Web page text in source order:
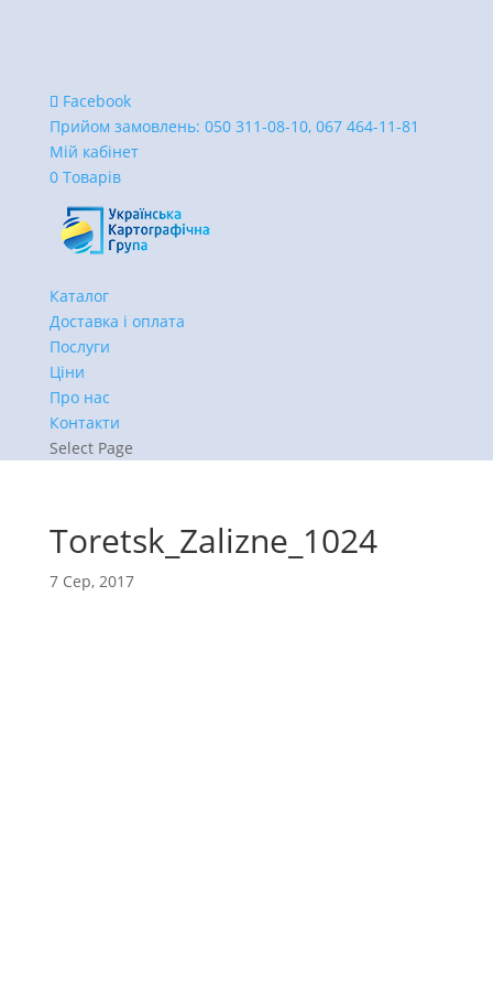
Facebook
Прийом замовлень: 050 311-08-10, 067 464-11-81
Мій кабінет
0 Товарів
Каталог
Доставка і оплата
Послуги
Ціни
Про нас
Контакти
Select Page
Toretsk_Zalizne_1024
7 Сер, 2017